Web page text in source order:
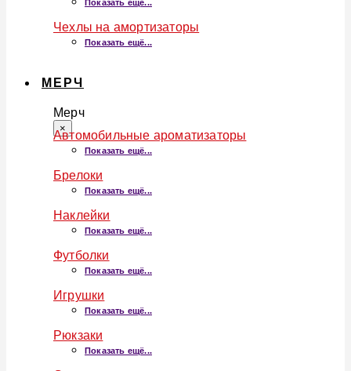
Показать ещё...
Чехлы на амортизаторы
Показать ещё...
МЕРЧ
Мерч
×
Автомобильные ароматизаторы
Показать ещё...
Брелоки
Показать ещё...
Наклейки
Показать ещё...
Футболки
Показать ещё...
Игрушки
Показать ещё...
Рюкзаки
Показать ещё...